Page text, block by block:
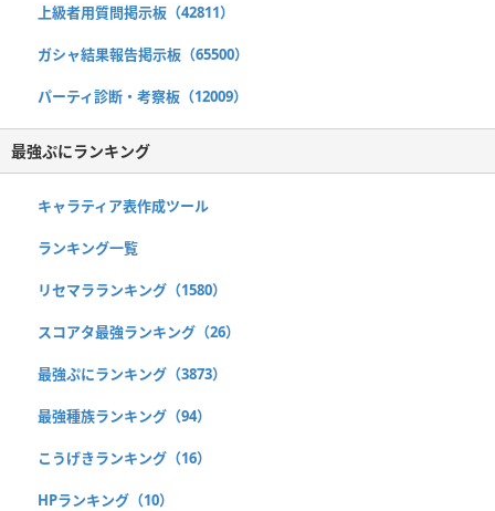
上級者用質問掲示板（42811）
ガシャ結果報告掲示板（65500）
パーティ診断・考察板（12009）
最強ぷにランキング
キャラティア表作成ツール
ランキング一覧
リセマラランキング（1580）
スコアタ最強ランキング（26）
最強ぷにランキング（3873）
最強種族ランキング（94）
こうげきランキング（16）
HPランキング（10）